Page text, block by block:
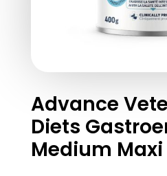
Advance
Diets
Medium